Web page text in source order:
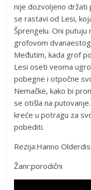
nije dozvoljeno držati
se rastavi od Lesi,
Šprengelu. Oni
grofovom
Međutim, kada grof
Lesi oseti veoma
pobegne i otpočne
Nemačke, kako bi
se otišla na
kreće u potragu za
pobediti.
Rezija:Hanno
Žanr:porodični